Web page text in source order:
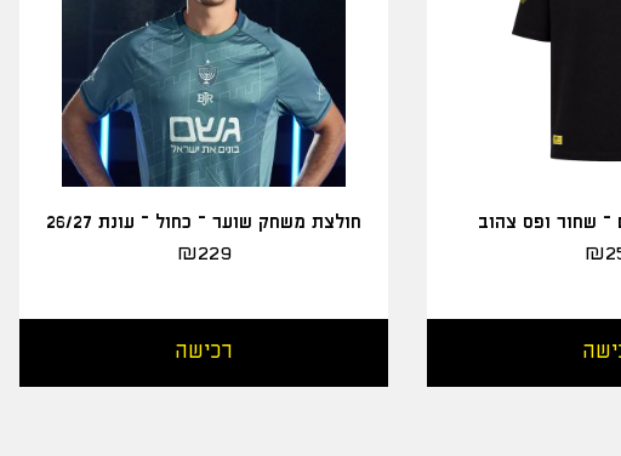
– שחור ופס צהוב
₪
חולצת משחק שוער – כחול – עונת 26/27
₪229
רכישה